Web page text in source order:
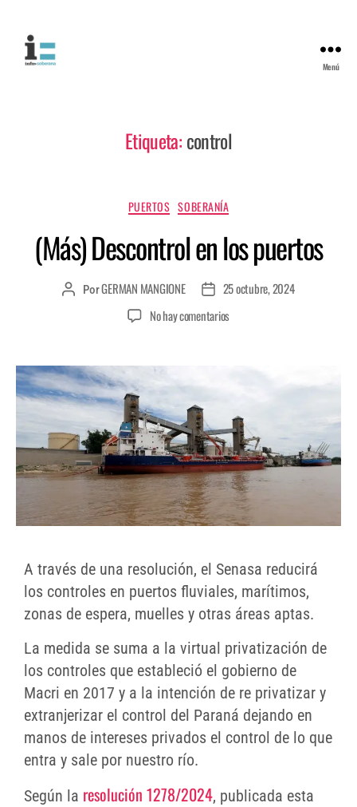
Menú
Etiqueta:control
PUERTOS SOBERANÍA
(Más) Descontrol en los puertos
PorGERMAN MANGIONE
25 octubre, 2024
No hay comentarios
A través de una resolución, el Senasa reducirá
los controles en puertos fluviales, marítimos,
zonas de espera, muelles y otras áreas aptas.
La medida se suma a la virtual privatización de
los controles que estableció el gobierno de
Macri en 2017 y a la intención de re privatizar y
extranjerizar el control del Paraná dejando en
manos de intereses privados el control de lo que
entra y sale por nuestro río.
Según la resolución 1278/2024, publicada esta